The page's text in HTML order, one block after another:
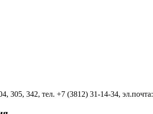
305, 342, тел. +7 (3812) 31-14-34, эл.почта: